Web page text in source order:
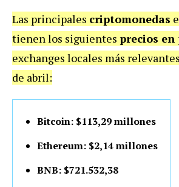
Las principales criptomonedas
tienen los siguientes precios en
exchanges locales más
de abril:
Bitcoin: $113,29 millones
Ethereum: $2,14 millones
BNB: $721.532,38